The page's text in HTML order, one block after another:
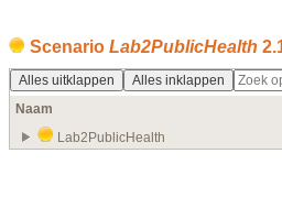
Scenario Lab2PublicHealth
Alles uitklappen
Alles inklappen
Naam
Lab2PublicHealth